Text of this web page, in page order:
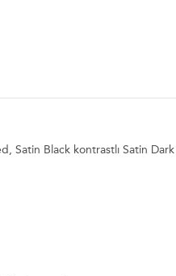
Satin Black kontrastlı Satin